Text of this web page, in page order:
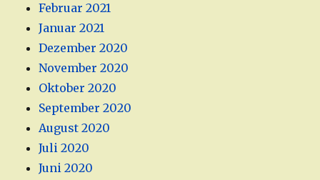
Februar 2021
Januar 2021
Dezember 2020
November 2020
Oktober 2020
September 2020
August 2020
Juli 2020
Juni 2020